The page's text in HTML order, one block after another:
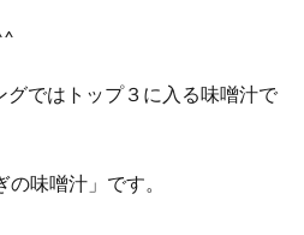
グではトップ３に入る味噌汁で
味噌汁」です。